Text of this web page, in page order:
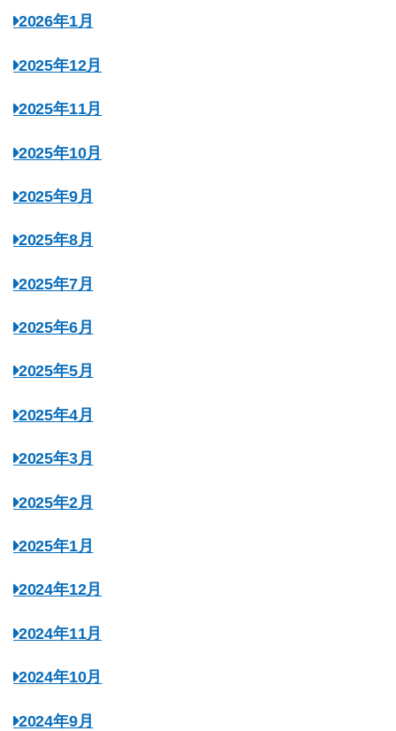
2026年1月
2025年12月
2025年11月
2025年10月
2025年9月
2025年8月
2025年7月
2025年6月
2025年5月
2025年4月
2025年3月
2025年2月
2025年1月
2024年12月
2024年11月
2024年10月
2024年9月